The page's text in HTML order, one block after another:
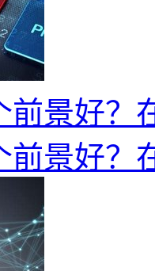
前景好？
前景好？